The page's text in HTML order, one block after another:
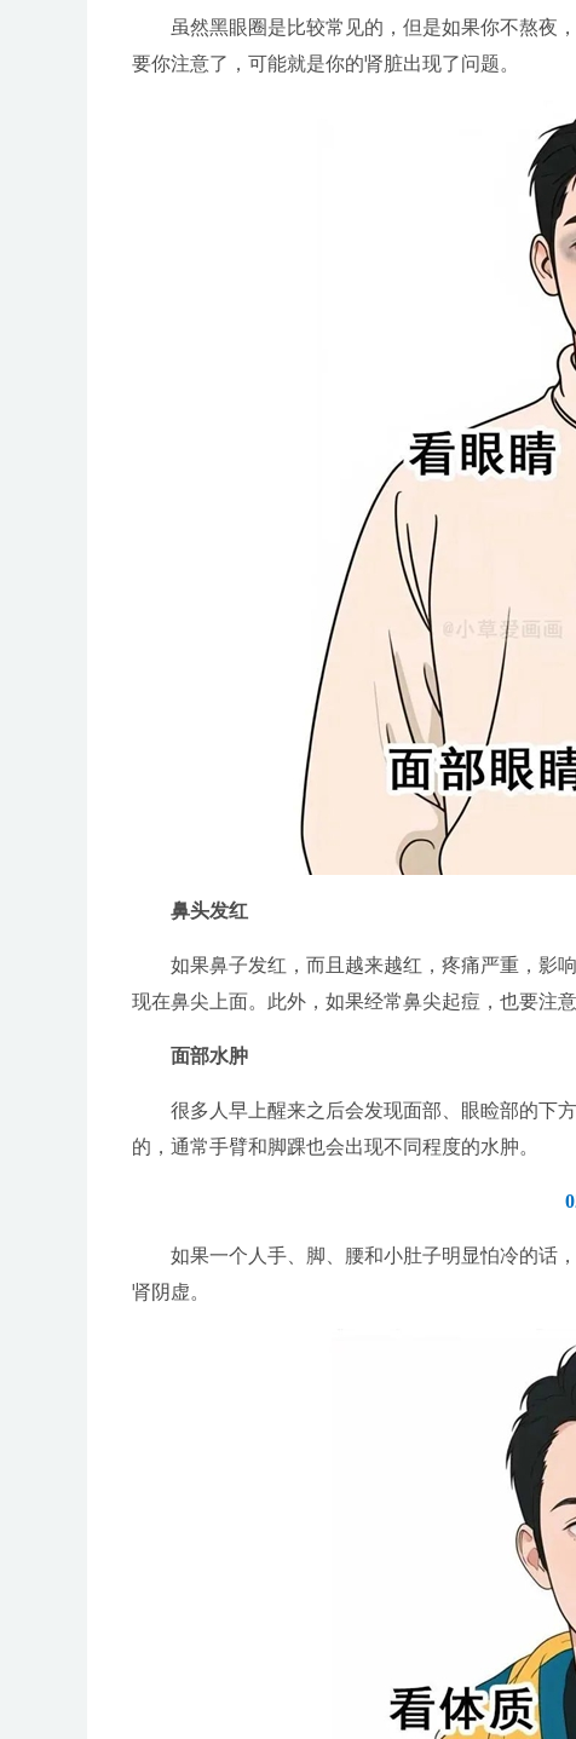
虽然黑眼圈是比较常见的，但是如果你不熬夜
要你注意了，可能就是你的肾脏出现了问题。
鼻头发红
如果鼻子发红，而且越来越红，疼痛严重，影响
现在鼻尖上面。此外，如果经常鼻尖起痘，也要注
面部水肿
很多人早上醒来之后会发现面部、眼睑部的下
的，通常手臂和脚踝也会出现不同程度的水肿。
如果一个人手、脚、腰和小肚子明显怕冷的话，
肾阴虚。